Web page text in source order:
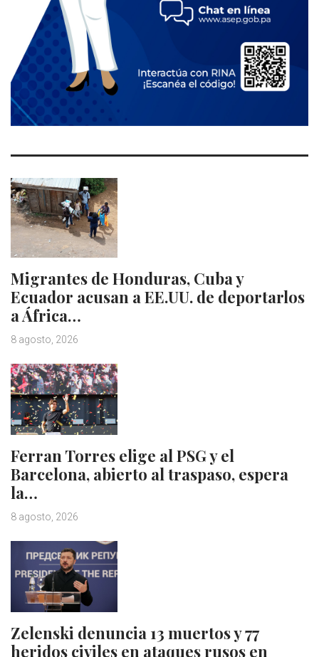
Migrantes de Honduras, Cuba y
Ecuador acusan a EE.UU. de deportarlos
a África…
8 agosto, 2026
Ferran Torres elige al PSG y el
Barcelona, abierto al traspaso, espera
la…
8 agosto, 2026
Zelenski denuncia 13 muertos y 77
heridos civiles en ataques rusos en